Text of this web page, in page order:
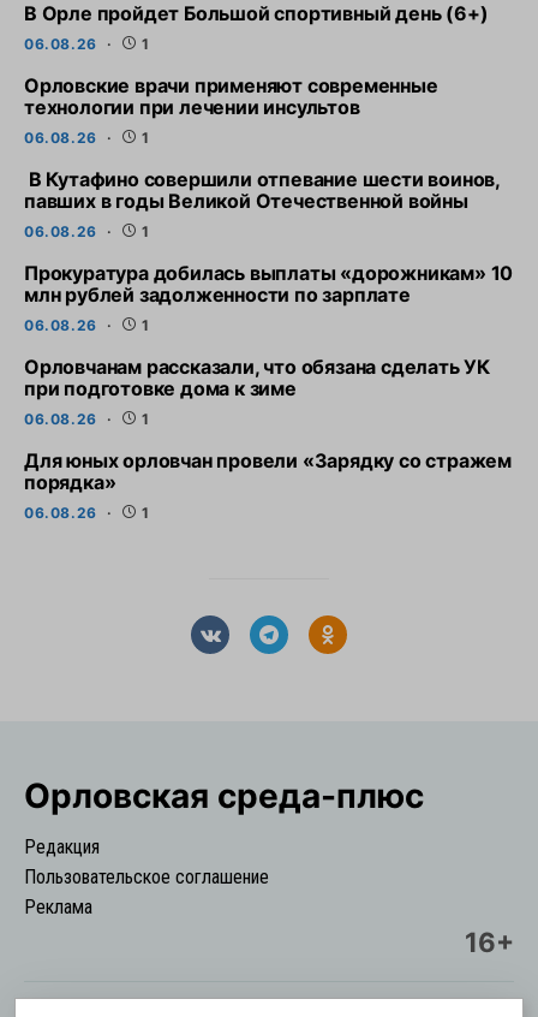
В Орле пройдет Большой спортивный день (6+)
06.08.26 1
Орловские врачи применяют современные
технологии при лечении инсультов
06.08.26 1
В Кутафино совершили отпевание шести воинов,
павших в годы Великой Отечественной войны
06.08.26 1
Прокуратура добилась выплаты «дорожникам» 10
млн рублей задолженности по зарплате
06.08.26 1
Орловчанам рассказали, что обязана сделать УК
при подготовке дома к зиме
06.08.26 1
Для юных орловчан провели «Зарядку со стражем
порядка»
06.08.26 1
Орловская cреда-плюс
Редакция
Пользовательское соглашение
Реклама
16+